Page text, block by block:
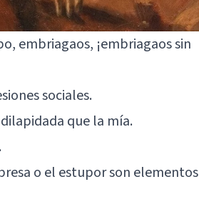
embriagaos, ¡embriagaos sin
sociales.
que la mía.
o el estupor son elementos